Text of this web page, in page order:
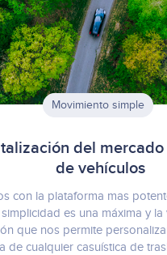
Movimiento simple
del
de vehículos
con la plataforma mas
es una máxima y la
que nos permite
de cualquier casuística de